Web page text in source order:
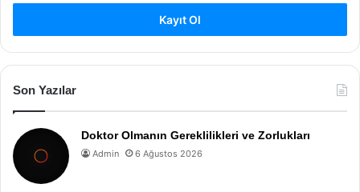
Kayıt Ol
Son Yazılar
Doktor Olmanın Gereklilikleri ve Zorlukları
Admin 6 Ağustos 2026